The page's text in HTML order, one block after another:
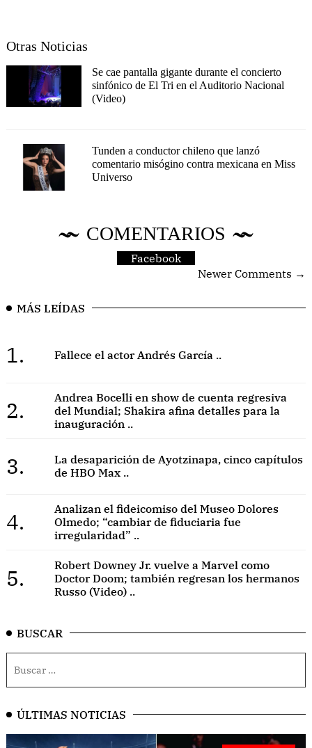
Otras Noticias
Se cae pantalla gigante durante el concierto
sinfónico de El Tri en el Auditorio Nacional
(Video)
Tunden a conductor chileno que lanzó
comentario misógino contra mexicana en Miss
Universo
COMENTARIOS
Facebook
Newer Comments →
MÁS LEÍDAS
1. Fallece el actor Andrés García ..
2.
Andrea Bocelli en show de cuenta regresiva
del Mundial; Shakira afina detalles para la
inauguración ..
3.
La desaparición de Ayotzinapa, cinco capítulos
de HBO Max ..
4.
Analizan el fideicomiso del Museo Dolores
Olmedo; “cambiar de fiduciaria fue
irregularidad” ..
5.
Robert Downey Jr. vuelve a Marvel como
Doctor Doom; también regresan los hermanos
Russo (Video) ..
BUSCAR
ÚLTIMAS NOTICIAS